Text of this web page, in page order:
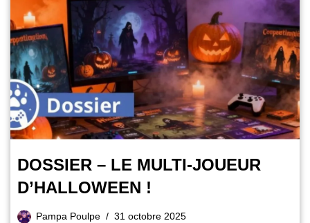
DOSSIER – LE MULTI-JOUEUR
D’HALLOWEEN !
Pampa Poulpe 31 octobre 2025